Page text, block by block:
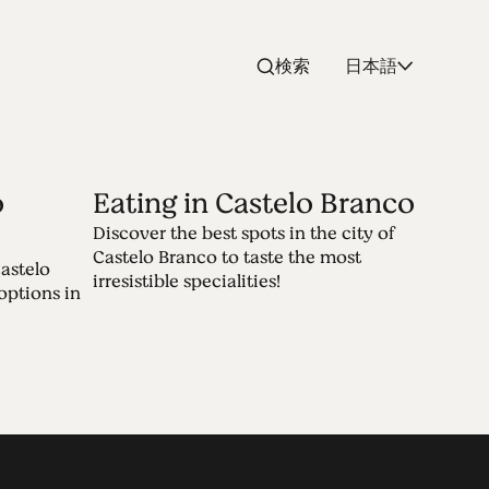
検索 日本語
Branco
in
Eating in Castelo Branco
Discover the best spots in the city of
Castelo Branco to taste the most
irresistible specialities!